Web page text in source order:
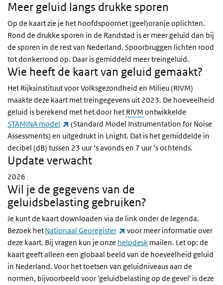
Meer geluid langs drukke sporen
Op de kaart zie je het hoofdspoornet (geel)oranje oplichten.
Rond de drukke sporen in de Randstad is er meer geluid dan bij
de sporen in de rest van Nederland. Spoorbruggen lichten rood
tot donkerrood op. Daar is gemiddeld meer treingeluid.
Wie heeft de kaart van geluid gemaakt?
Het Rijksinstituut voor Volksgezondheid en Milieu (RIVM)
maakte deze kaart met treingegevens uit 2023. De hoeveelheid
geluid is berekend met het door het RIVM ontwikkelde
STAMINA model
(externe link)
(Standard Model Instrumentation for Noise
Assessments) en uitgedrukt in Lnight. Dat is het gemiddelde in
decibel (dB) tussen 23 uur ‘s avonds en 7 uur ’s ochtends.
Update verwacht
2026
Wil je de gegevens van de
geluidsbelasting gebruiken?
Je kunt de kaart downloaden via de link onder de legenda.
Bezoek hetNationaal Georegister (externe link)
voor meer informatie over
deze kaart. Bij vragen kun je onze helpdesk mailen. Let op: de
kaart geeft alleen een globaal beeld van de hoeveelheid geluid
in Nederland. Voor het toetsen van geluidniveaus aan de
normen, bijvoorbeeld voor 'geluidbelasting op de gevel' is deze